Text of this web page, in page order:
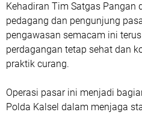
Kehadiran Tim Satgas Pangan
pedagang dan pengunjung
pengawasan semacam ini
perdagangan tetap sehat dan
praktik curang.
Operasi pasar ini menjadi
Polda Kalsel dalam menjaga